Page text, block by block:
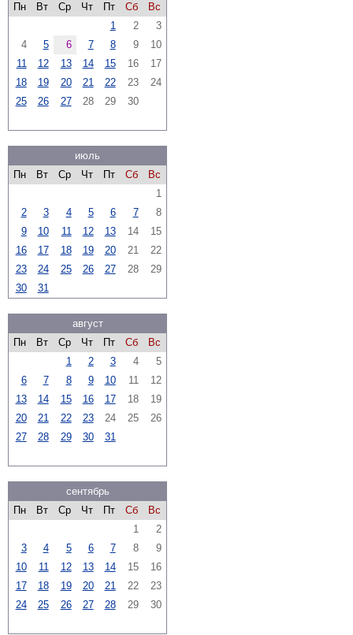
Пн
Вт Ср Чт Пт Сб
Вс
1
2
3
4
5 6 7 8 9
10
11
12 13 14 15 16
17
18
19 20 21 22 23
24
25
26 27 28 29 30
июль
Пн
Вт Ср Чт Пт Сб
Вс
1
2
3 4 5 6 7
8
9
10 11 12 13 14
15
16
17 18 19 20 21
22
23
24 25 26 27 28
29
30
31
август
Пн
Вт Ср Чт Пт Сб
Вс
1
2 3 4
5
6
7 8 9 10 11
12
13
14 15 16 17 18
19
20
21 22 23 24 25
26
27
28 29 30 31
сентябрь
Пн
Вт Ср Чт Пт Сб
Вс
1
2
3
4 5 6 7 8
9
10
11 12 13 14 15
16
17
18 19 20 21 22
23
24
25 26 27 28 29 30